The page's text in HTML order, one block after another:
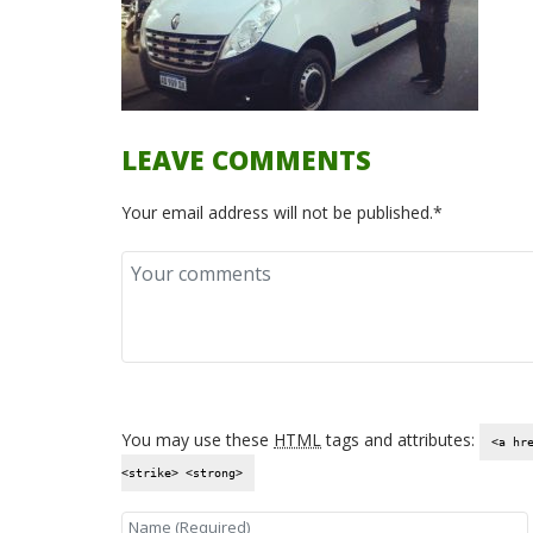
LEAVE COMMENTS
Your email address will not be published.*
You may use these HTMLtags and attributes: <a
<strike> <strong>